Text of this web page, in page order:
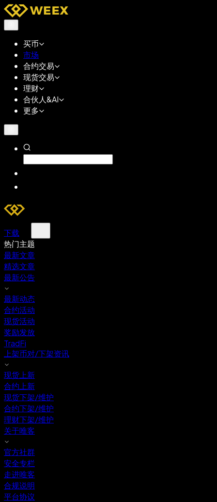
买币
市场
合约交易
现货交易
理财
合伙人&AI
更多
下载
热门主题
最新文章
精选文章
最新公告
最新动态
合约活动
现货活动
奖励发放
TradFi
上架币对/下架资讯
现货上新
合约上新
现货下架/维护
合约下架/维护
理财下架/维护
关于唯客
官方社群
安全专栏
走进唯客
合规说明
平台协议